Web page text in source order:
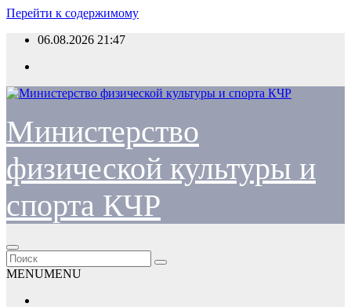
Перейти к содержимому
06.08.2026 21:47
Министерство
физической культуры и
спорта КЧР
MENUMENU